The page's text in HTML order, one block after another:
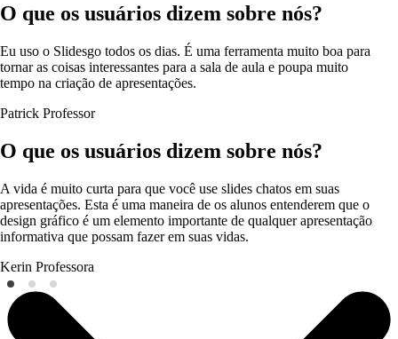
O que os usuários dizem sobre nós?
Eu uso o Slidesgo todos os dias. É uma ferramenta muito boa para
tornar as coisas interessantes para a sala de aula e poupa muito
tempo na criação de apresentações.
Patrick Professor
O que os usuários dizem sobre nós?
A vida é muito curta para que você use slides chatos em suas
apresentações. Esta é uma maneira de os alunos entenderem que o
design gráfico é um elemento importante de qualquer apresentação
informativa que possam fazer em suas vidas.
Kerin Professora